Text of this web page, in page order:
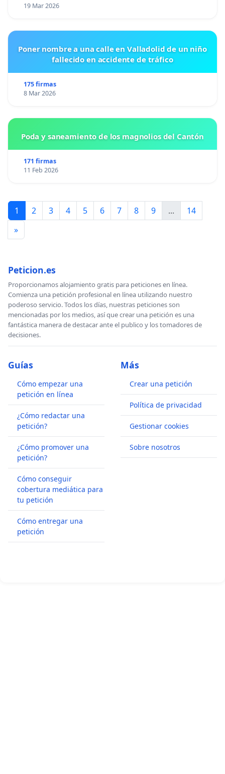
19 Mar 2026
Poner nombre a una calle en Valladolid de un niño
fallecido en accidente de tráfico
175 firmas
8 Mar 2026
Poda y saneamiento de los magnolios del Cantón
171 firmas
11 Feb 2026
1 2 3 4 5 6 7 8 9 ...
14
»
Peticion.es
Proporcionamos alojamiento gratis para peticiones en línea.
Comienza una petición profesional en línea utilizando nuestro
poderoso servicio. Todos los días, nuestras peticiones son
mencionadas por los medios, así que crear una petición es una
fantástica manera de destacar ante el publico y los tomadores de
decisiones.
Guías
Cómo empezar una
petición en línea
¿Cómo redactar una
petición?
¿Cómo promover una
petición?
Cómo conseguir
cobertura mediática para
tu petición
Cómo entregar una
petición
Más
Crear una petición
Política de privacidad
Gestionar cookies
Sobre nosotros